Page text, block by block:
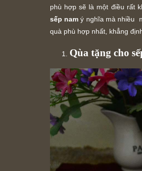
phù hợp sẽ là một điều rất
sếp nam ý nghĩa mà nhiều
quà phù hợp nhất, khẳng
Qùa tặng cho